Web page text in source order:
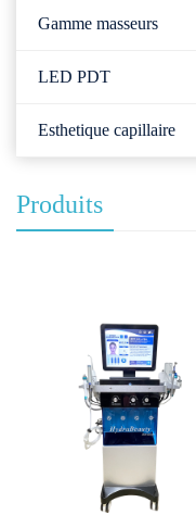
Gamme masseurs
LED PDT
Esthetique capillaire
Produits